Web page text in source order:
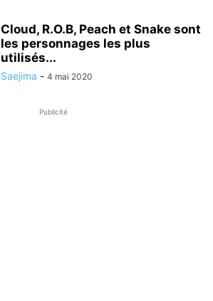
Cloud, R.O.B, Peach et Snake sont
les personnages les plus
utilisés...
Saejima - 4 mai 2020
Publicité